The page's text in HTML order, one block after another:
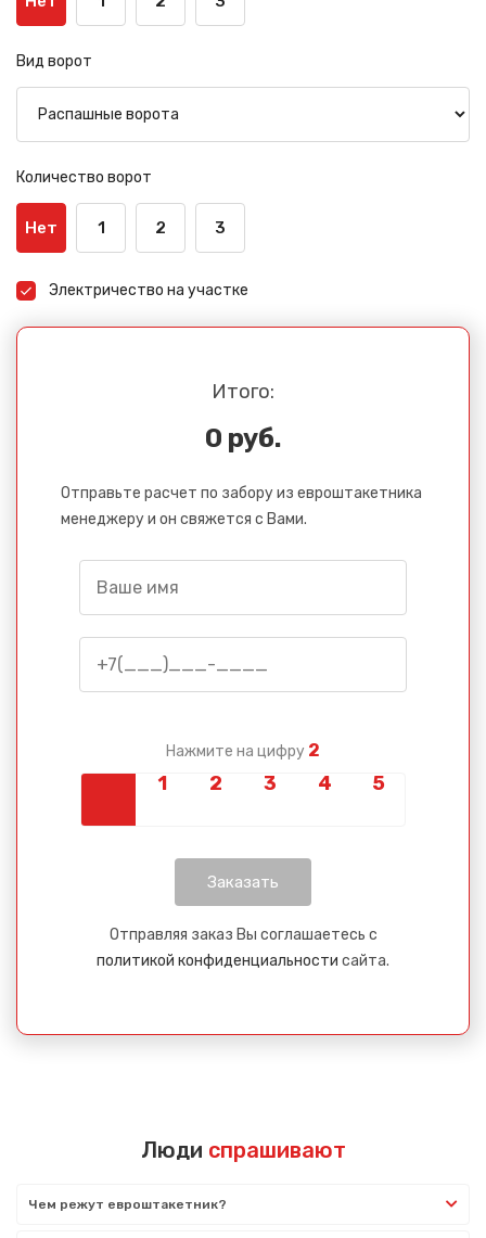
Вид ворот
Количество ворот
Нет 1 2 3
Электричество на участке
Итого:
0 руб.
Отправьте расчет по забору из евроштакетника
менеджеру и он свяжется с Вами.
Нажмите на цифру 2
Отправляя заказ Вы соглашаетесь с
политикой конфиденциальности сайта.
Люди спрашивают
Чем режут евроштакетник?